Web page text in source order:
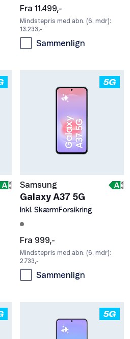
Fra 11.499,-
Mindstepris med abn. (6. mdr):
13.233,-
Sammenlign
Samsung
Galaxy A37 5G
Inkl. SkærmForsikring
Fra 999,-
Mindstepris med abn. (6. mdr):
2.733,-
Sammenlign